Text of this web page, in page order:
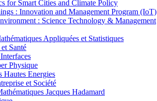
for Smart Cities and Climate Policy
: Innovation and Management Program (IoT)
: Science Technology & Management
Appliquées et Statistiques
Santé
Physique
Energies
et Société
Jacques Hadamard